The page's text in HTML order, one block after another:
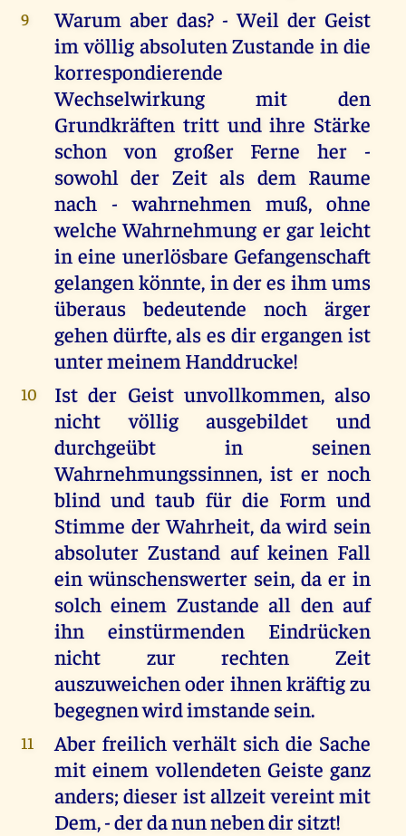
9
Warum aber das? - Weil der Geist
im völlig absoluten Zustande in die
korrespondierende
Wechselwirkung mit den
Grundkräften tritt und ihre Stärke
schon von großer Ferne her -
sowohl der Zeit als dem Raume
nach - wahrnehmen muß, ohne
welche Wahrnehmung er gar leicht
in eine unerlösbare Gefangenschaft
gelangen könnte, in der es ihm ums
überaus bedeutende noch ärger
gehen dürfte, als es dir ergangen ist
unter meinem Handdrucke!
10
Ist der Geist unvollkommen, also
nicht völlig ausgebildet und
durchgeübt in seinen
Wahrnehmungssinnen, ist er noch
blind und taub für die Form und
Stimme der Wahrheit, da wird sein
absoluter Zustand auf keinen Fall
ein wünschenswerter sein, da er in
solch einem Zustande all den auf
ihn einstürmenden Eindrücken
nicht zur rechten Zeit
auszuweichen oder ihnen kräftig zu
begegnen wird imstande sein.
11
Aber freilich verhält sich die Sache
mit einem vollendeten Geiste ganz
anders; dieser ist allzeit vereint mit
Dem, - der da nun neben dir sitzt!